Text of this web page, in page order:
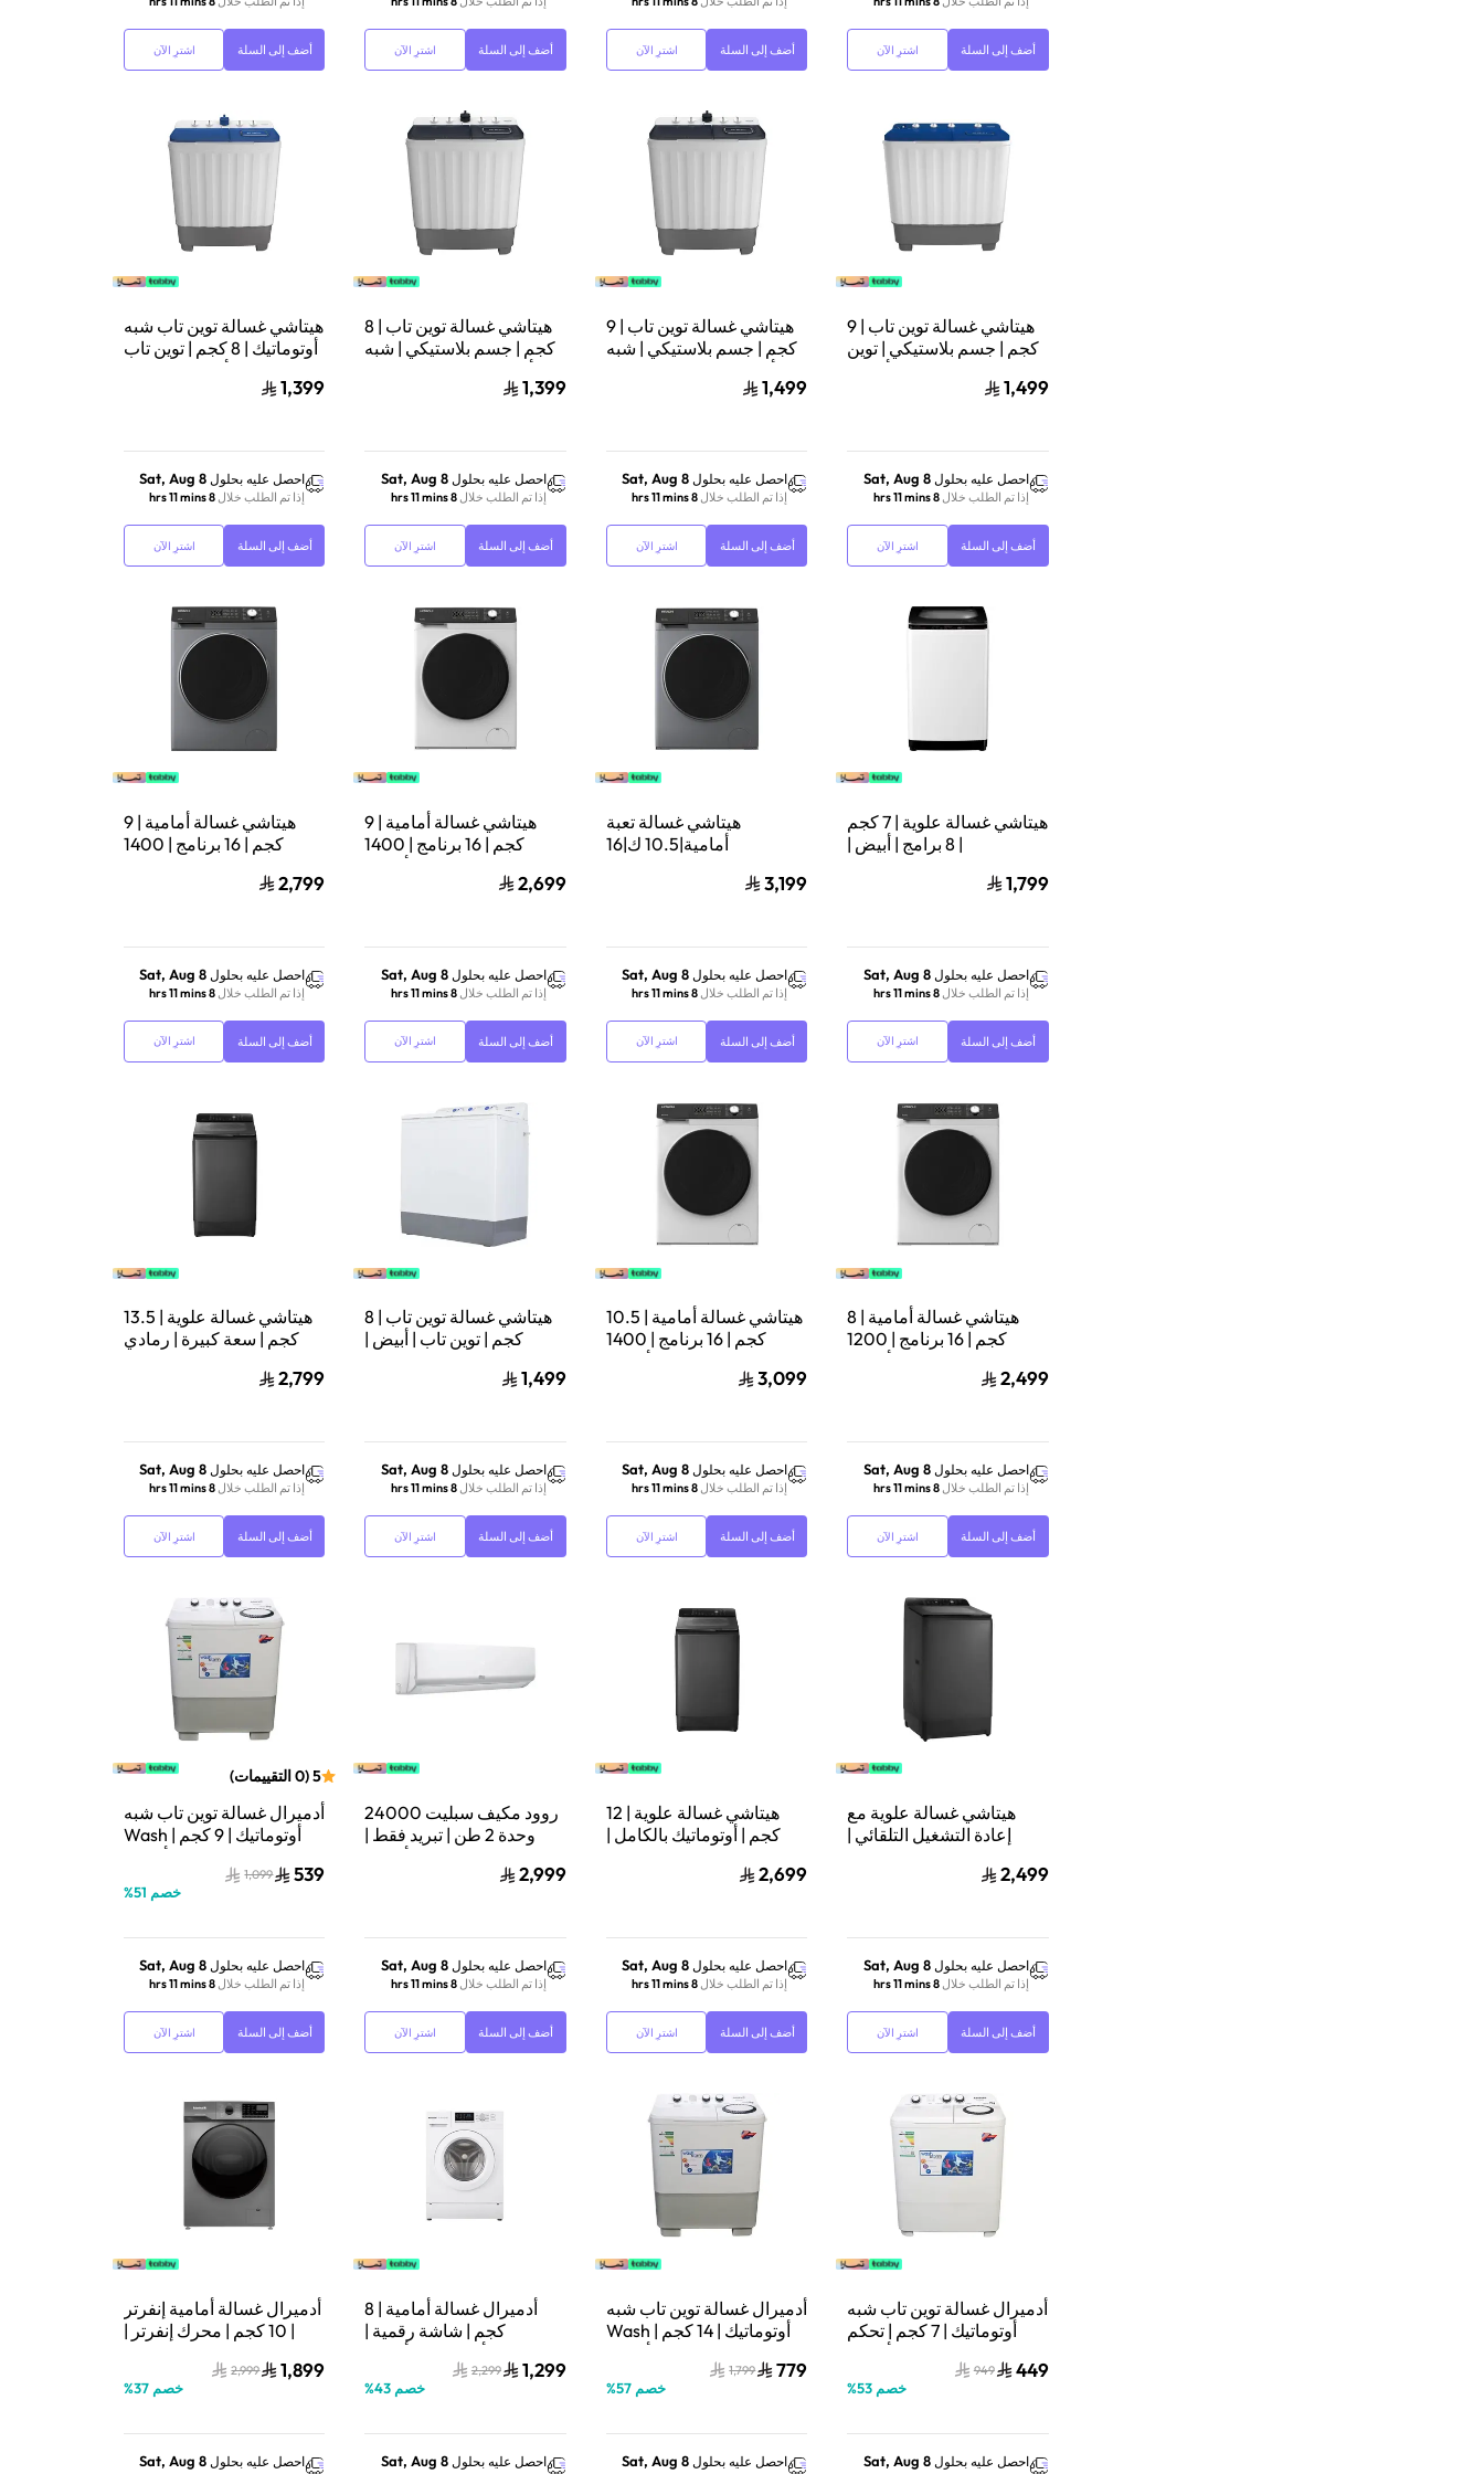
أضف إلى السلة اشترِ الآن أضف إلى السلة اشترِ الآن أضف إلى السلة اشترِ الآن أضف إلى السلة اشترِ الآن
هيتاشي غسالة توين تاب | 9
كجم | جسم بلاستيكي | توين
1,499
احصل عليه بحلول Sat, Aug 8
إذا تم الطلب خلال8 hrs 11 mins
أضف إلى السلة اشترِ الآن
هيتاشي غسالة توين تاب | 9
كجم | جسم بلاستيكي | شبه
1,499
احصل عليه بحلول Sat, Aug 8
إذا تم الطلب خلال8 hrs 11 mins
أضف إلى السلة اشترِ الآن
هيتاشي غسالة توين تاب | 8
كجم | جسم بلاستيكي | شبه
1,399
احصل عليه بحلول Sat, Aug 8
إذا تم الطلب خلال8 hrs 11 mins
أضف إلى السلة اشترِ الآن
هيتاشي غسالة توين تاب شبه
أوتوماتيك | 8 كجم | توين تاب
1,399
احصل عليه بحلول Sat, Aug 8
إذا تم الطلب خلال8 hrs 11 mins
أضف إلى السلة اشترِ الآن
هيتاشي غسالة علوية | 7 كجم
| 8 برامج | أبيض |
1,799
احصل عليه بحلول Sat, Aug 8
إذا تم الطلب خلال 8 hrs 11 mins
أضف إلى السلة اشترِ الآن
هيتاشي غسالة تعبة
أمامية|10.5 ك|16
3,199
احصل عليه بحلول Sat, Aug 8
إذا تم الطلب خلال 8 hrs 11 mins
أضف إلى السلة اشترِ الآن
هيتاشي غسالة أمامية | 9
كجم | 16 برنامج | 1400
دورة/دقيقة | إنفرتر | أبيض |
2,699
احصل عليه بحلول Sat, Aug 8
إذا تم الطلب خلال 8 hrs 11 mins
أضف إلى السلة اشترِ الآن
هيتاشي غسالة أمامية | 9
كجم | 16 برنامج | 1400
2,799
احصل عليه بحلول Sat, Aug 8
إذا تم الطلب خلال 8 hrs 11 mins
أضف إلى السلة اشترِ الآن
هيتاشي غسالة أمامية | 8
كجم | 16 برنامج | 1200
2,499
احصل عليه بحلول Sat, Aug 8
إذا تم الطلب خلال8 hrs 11 mins
أضف إلى السلة اشترِ الآن
هيتاشي غسالة أمامية | 10.5
كجم | 16 برنامج | 1400
3,099
احصل عليه بحلول Sat, Aug 8
إذا تم الطلب خلال8 hrs 11 mins
أضف إلى السلة اشترِ الآن
هيتاشي غسالة توين تاب | 8
كجم | توين تاب | أبيض |
1,499
احصل عليه بحلول Sat, Aug 8
إذا تم الطلب خلال8 hrs 11 mins
أضف إلى السلة اشترِ الآن
هيتاشي غسالة علوية | 13.5
كجم | سعة كبيرة | رمادي
LTLH3PMVW0TGG2,799
احصل عليه بحلول Sat, Aug 8
إذا تم الطلب خلال8 hrs 11 mins
أضف إلى السلة اشترِ الآن
هيتاشي غسالة علوية مع
إعادة التشغيل التلقائي |
تلقائي | رمادي داكن | 2,499
احصل عليه بحلول Sat, Aug 8
إذا تم الطلب خلال8 hrs 11 mins
أضف إلى السلة اشترِ الآن
هيتاشي غسالة علوية | 12
كجم | أوتوماتيك بالكامل |
LTL12PMVW0TGG2,699
احصل عليه بحلول Sat, Aug 8
إذا تم الطلب خلال8 hrs 11 mins
أضف إلى السلة اشترِ الآن
روود مكيف سبليت 24000
وحدة 2 طن | تبريد فقط |
2,999
احصل عليه بحلول Sat, Aug 8
إذا تم الطلب خلال8 hrs 11 mins
أضف إلى السلة اشترِ الآن
5
(
0 التقييمات)
أدميرال غسالة توين تاب شبه
أوتوماتيك | 9 كجم | Wash
ADTT9KUWCQ
539
1,099
خصم 51
%
احصل عليه بحلول Sat, Aug 8
إذا تم الطلب خلال8 hrs 11 mins
أضف إلى السلة اشترِ الآن
أدميرال غسالة توين تاب شبه
أوتوماتيك | 7 كجم | تحكم
بمفتاح | أبيض |
ADTT7KUWCQ
449
949
خصم 53
%
احصل عليه بحلول Sat, Aug 8
أدميرال غسالة توين تاب شبه
أوتوماتيك | 14 كجم | Wash
Storm | أبيض |
ADTT14KUWCQ
779
1,799
خصم 57
%
احصل عليه بحلول Sat, Aug 8
أدميرال غسالة أمامية | 8
كجم | شاشة رقمية |
أوتوماتيك | أبيض |
ADFW812YUSCQ
1,299
2,299
خصم 43
%
احصل عليه بحلول Sat, Aug 8
أدميرال غسالة أمامية إنفرتر
| 10 كجم | محرك إنفرتر |
1,899
2,999
خصم 37
%
احصل عليه بحلول Sat, Aug 8